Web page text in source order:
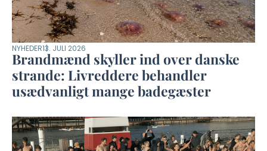
NYHEDER13. JULI 2026
Brandmænd skyller ind over danske
strande: Livreddere behandler
usædvanligt mange badegæster